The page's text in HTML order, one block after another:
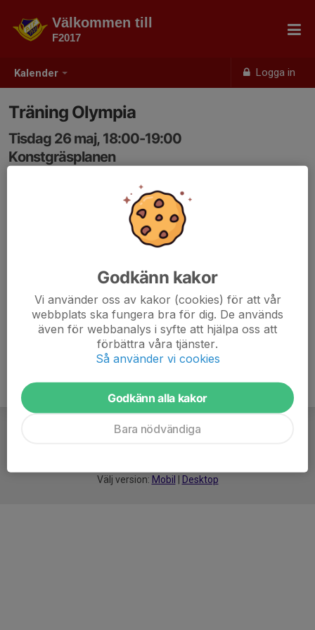
Kalender Logga in
Välkommen till
F2017
Träning Olympia
Tisdag 26 maj, 18:00-19:00
Konstgräsplanen
Samling: 17:45, Hockeyns omklädningsrum
Ombytta och klara 17.45
Välj version: Mobil Desktop
Godkänn kakor
Vi använder oss av kakor (cookies) för att vår
webbplats ska fungera bra för dig. De används
även för webbanalys i syfte att hjälpa oss att
förbättra våra tjänster.
Så använder vi cookies
Godkänn alla kakor
Bara nödvändiga